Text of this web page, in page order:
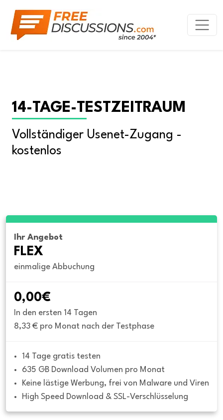
14-TAGE-TESTZEITRAUM
Vollständiger Usenet-Zugang -
kostenlos
Ihr Angebot
FLEX
einmalige Abbuchung
0,00€
In den ersten 14 Tagen
8,33 € pro Monat nach der Testphase
14 Tage gratis testen
635 GB Download Volumen pro Monat
Keine lästige Werbung, frei von Malware und Viren
High Speed Download & SSL-Verschlüsselung